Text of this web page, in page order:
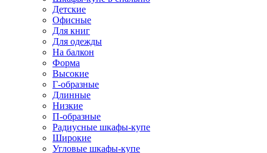
Детские
Офисные
Для книг
Для одежды
На балкон
Форма
Высокие
Г-образные
Длинные
Низкие
П-образные
Радиусные шкафы-купе
Широкие
Угловые шкафы-купе